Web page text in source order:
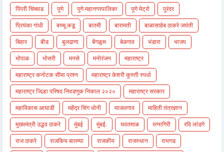
पिंपरी चिंचवड पुणे पुणे महानगरपालिका पुणे मेट्रो
पुरंदर
प्रियंका गांधी
बच्चू कडू बातमी बारामती
बाळासाहेब ठाकरे जयंती
बिहार
बीड बुलढाणा बेंगळुरू बेळगाव भंडारा
भाजप
भोपाळ
भोसरी मनसे मनोरंजन
महाराष्ट्र
महाराष्ट्र कर्नाटक सीमा प्रश्न
महाराष्ट्र केशरी कुस्ती स्पर्धा
महाराष्ट्र जिल्हा परिषद निवडणुक निकाल २०२०
महाराष्ट्र सरकार
महाविकास आघाडी
महेंद्र सिंग धोनी माजलगाव
माहिती तंत्रज्ञान
मुख्यमंत्री उद्धव ठाकरे
मुंबई मुंबई. यवतमाळ रत्नागिरी
रवि लांडगे
राज ठाकरे
राजकिय बातम्या राजकीय राजस्थान
रायगड